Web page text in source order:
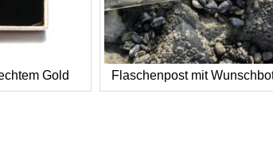
Gold Flaschenpost mit